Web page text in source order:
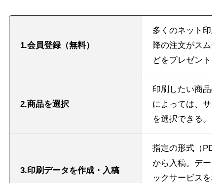
1.会員登録（無料）
多くのネット印
降の注文がスム
どをプレゼント
2.商品を選択
印刷したい商品
によっては、サ
を選択できる。
3.印刷データを作成・入稿
指定の形式（
から入稿。デー
ックサービスを